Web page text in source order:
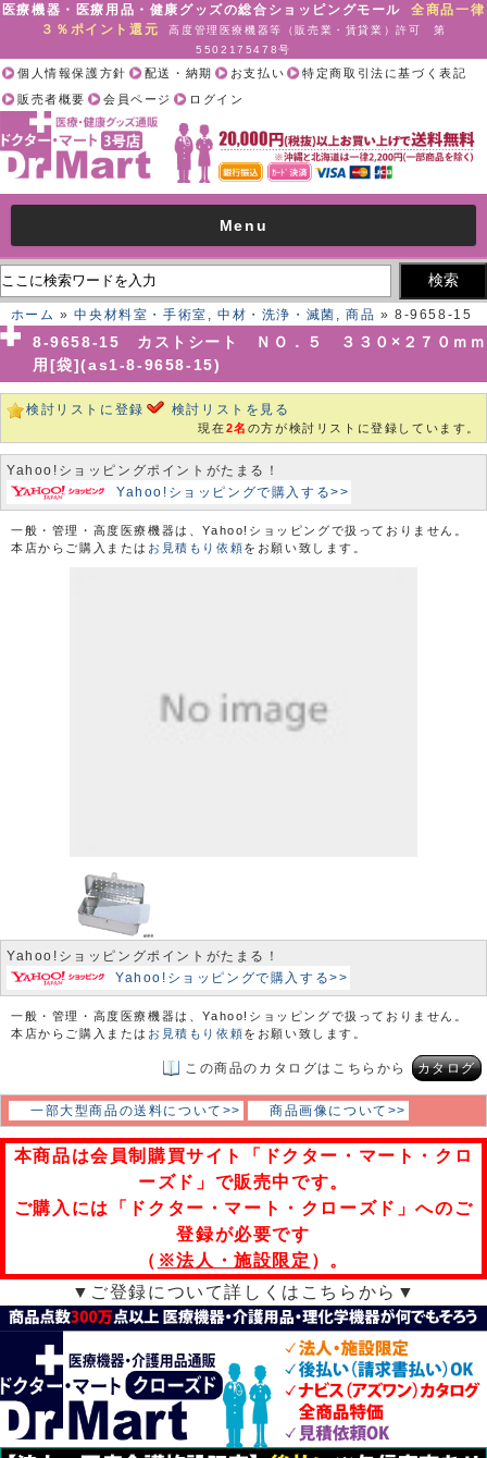
医療機器・医療用品・健康グッズの総合ショッピングモール全商品一律
３％ポイント還元
高度管理医療機器等（販売業・賃貸業）許可 第
5502175478号
個人情報保護方針 配送・納期 お支払い
特定商取引法に基づく表記
販売者概要
会員ページ ログイン
Menu
ホーム »中央材料室・手術室 , 中材・洗浄・滅菌 , 商品 » 8-9658-15
カストシート ＮＯ．５ ３３０×２７０ｍｍ用[袋](as1-8-9658-15)
8-9658-15 カストシート ＮＯ．５ ３３０×２７０ｍｍ
用[袋](as1-8-9658-15)
検討リストに登録 検討リストを見る
現在2名 の方が検討リストに登録しています。
Yahoo!ショッピングポイントがたまる！
Yahoo!ショッピングで購入する>>
一般・管理・高度医療機器は、Yahoo!ショッピングで扱っておりません。
本店からご購入または お見積もり依頼をお願い致します。
Yahoo!ショッピングポイントがたまる！
Yahoo!ショッピングで購入する>>
一般・管理・高度医療機器は、Yahoo!ショッピングで扱っておりません。
本店からご購入または お見積もり依頼をお願い致します。
この商品のカタログはこちらから カタログ
一部大型商品の送料について>> 商品画像について>>
本商品は会員制購買サイト「ドクター・マート・クロ
ーズド」で販売中です。
ご購入には「ドクター・マート・クローズド」へのご
登録が必要です
（ ※法人・施設限定 ）。
▼ご登録について詳しくはこちらから▼